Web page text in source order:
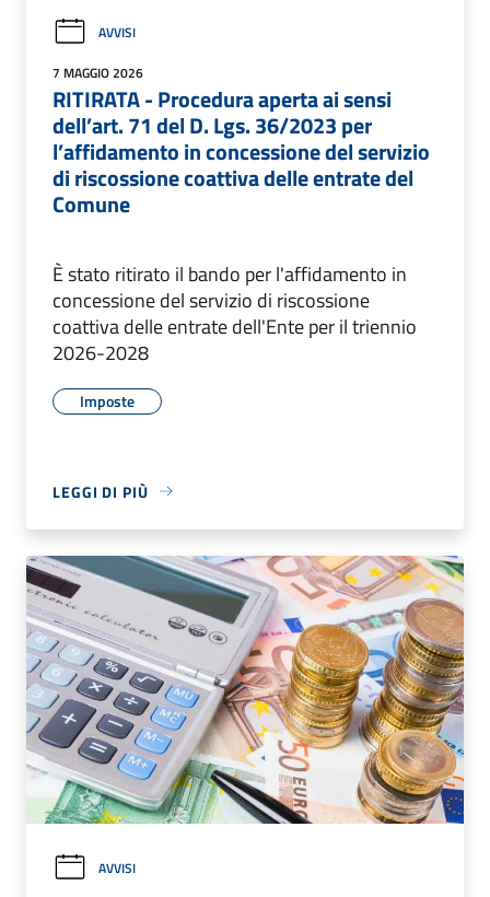
AVVISI
7 MAGGIO 2026
RITIRATA - Procedura aperta ai sensi
dell’art. 71 del D. Lgs. 36/2023 per
l’affidamento in concessione del servizio
di riscossione coattiva delle entrate del
Comune
È stato ritirato il bando per l'affidamento in
concessione del servizio di riscossione
coattiva delle entrate dell'Ente per il triennio
2026-2028
Imposte
LEGGI DI PIÙ
AVVISI